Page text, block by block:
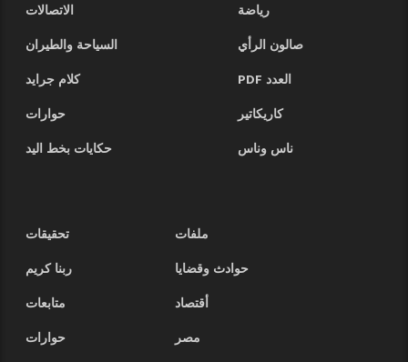
رياضة
الاتصالات
صالون الرأي
السياحة والطيران
العدد PDF
كلام جرايد
كاريكاتير
حوارات
ناس وناس
حكايات بخط اليد
ملفات
تحقيقات
حوادث وقضايا
ربنا كريم
أقتصاد
متابعات
مصر
حوارات